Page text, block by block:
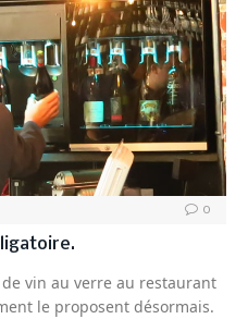
0
vin au verre au restaurant
le proposent désormais.